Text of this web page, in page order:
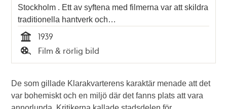
Stockholm . Ett av syftena med filmerna var att skildra
traditionella hantverk och…
Tid
1939
Typ
Film & rörlig bild
De som gillade Klarakvarterens karaktär menade att det
var bohemiskt och en miljö där det fanns plats att vara